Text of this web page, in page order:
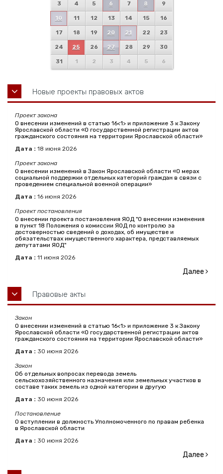
3 4 5 6 7 8 9
10 11 12 13 14 15 16
17 18 19 20 21 22 23
24 25 26 27 28 29 30
31 1 2 3 4 5 6
Новые проекты правовых актов
Проект закона
О внесении изменений в статью 16<1> и приложение 3 к Закону
Ярославской области «О государственной регистрации актов
гражданского состояния на территории Ярославской области»
Дата : 18 июня 2026
Проект закона
О внесении изменений в Закон Ярославской области «О мерах
социальной поддержки отдельных категорий граждан в связи с
проведением специальной военной операции»
Дата : 16 июня 2026
Проект постановления
О внесении проекта постановления ЯОД "О внесении изменения
в пункт 18 Положения о комиссии ЯОД по контролю за
достоверностью сведений о доходах, об имуществе и
обязательствах имущественного характера, представляемых
депутатами ЯОД"
Дата : 11 июня 2026
Далее
Правовые акты
Закон
О внесении изменений в статью 16<1> и приложение 3 к Закону
Ярославской области «О государственной регистрации актов
гражданского состояния на территории Ярославской области»
Дата : 30 июня 2026
Закон
Об отдельных вопросах перевода земель
сельскохозяйственного назначения или земельных участков в
составе таких земель из одной категории в другую
Дата : 30 июня 2026
Постановление
О вступлении в должность Уполномоченного по правам ребенка
в Ярославской области
Дата : 30 июня 2026
Далее